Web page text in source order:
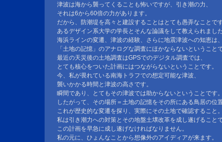
津波は海から襲ってくることも怖いですが、引き潮の力、
それは6から60倍の力があります。
だから、防潮堤を高々と建設することはとても愚弄なことで
あるデザイン系大学の学長とそんな論議をして教えられまし
海浜ラインの変遷、津波の経験、さらに地震津波への知恵は
「土地の記憶」のアナログな調査にほかならないということ
最近の天災後の土地調査はGPSでのデジタル調査では、
とても核心をついた計画にはつながらないということです。
今、私が畏れている南海トラフでの想定可能な津波、
襲いかかる時間と津波の高さです。
瞬間であり、とてもその津波では助からないということです
したがって、その場所＝土地の記憶をその所にある鳥居の位
これが歴史的な変遷を探り、実際にその土地で確認すること
私は引き潮力への対策とその地盤土壌改革を成し遂げること
この計画を早急に成し遂げなければなりません。
私の元に、ひょんなことから想像外のアイディアが来ます。